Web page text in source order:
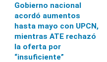
Gobierno nacional
acordó aumentos
hasta mayo con UPCN,
mientras ATE rechazó
la oferta por
“insuficiente”